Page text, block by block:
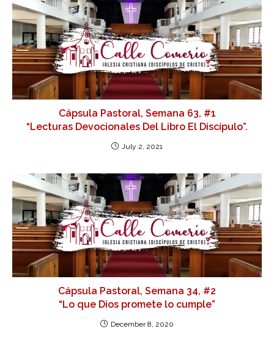
Cápsula Pastoral, Semana 63, #1
“Lecturas Devocionales Del Libro El Discípulo”.
July 2, 2021
Cápsula Pastoral, Semana 34, #2
“Lo que Dios promete lo cumple”
December 8, 2020